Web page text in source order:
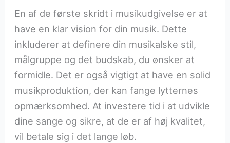
En af de første skridt i musikudgivelse er at
have en klar vision for din musik. Dette
inkluderer at definere din musikalske stil,
målgruppe og det budskab, du ønsker at
formidle. Det er også vigtigt at have en solid
musikproduktion, der kan fange lytternes
opmærksomhed. At investere tid i at udvikle
dine sange og sikre, at de er af høj kvalitet,
vil betale sig i det lange løb.